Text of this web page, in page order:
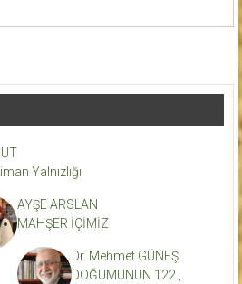
Yalnızlığı
AYŞE ARSLAN
MAHŞER İÇİMİZ
Dr. Mehmet GÜNEŞ
DOĞUMUNUN 122.,